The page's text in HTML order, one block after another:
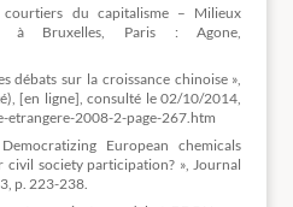
courtiers du capitalisme – Milieux
à Bruxelles, Paris : Agone,
débats sur la croissance chinoise »,
[en ligne], consulté le 02/10/2014,
2008-2-page-267.htm
European chemicals
society participation? », Journal
p. 223-238.